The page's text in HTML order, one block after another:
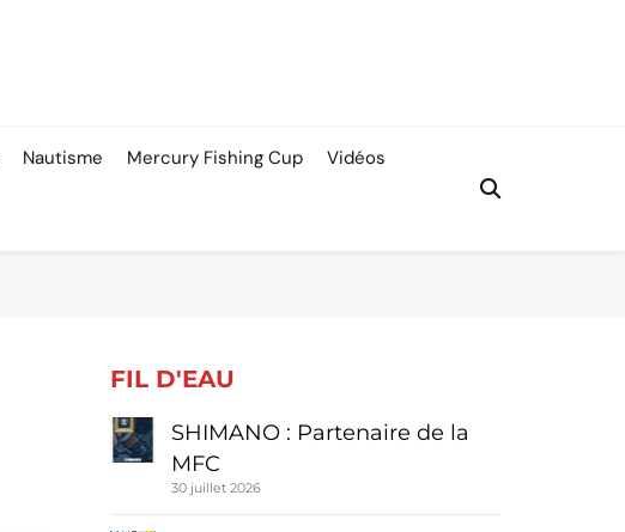
Nautisme Mercury Fishing Cup Vidéos
FIL D'EAU
SHIMANO : Partenaire de la
MFC
30 juillet 2026